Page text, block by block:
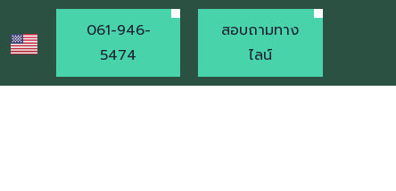
061-946-
5474
สอบถามทาง
ไลน์